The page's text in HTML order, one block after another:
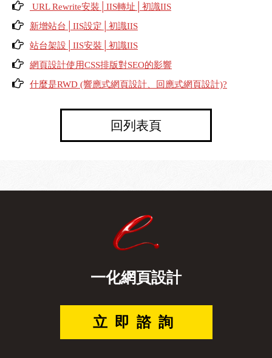
URL Rewrite安裝│IIS轉址│初識IIS
新增站台│IIS設定│初識IIS
站台架設│IIS安裝│初識IIS
網頁設計使用CSS排版對SEO的影響
什麼是RWD (響應式網頁設計、回應式網頁設計)?
回列表頁
一化網頁設計
立即諮詢